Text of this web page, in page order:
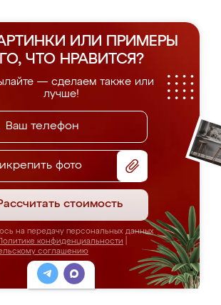
ИЛИ ПРИМЕРЫ
ЧТО НРАВИТСЯ?
— сделаем также или
лучше!
фото
стоимость
на передачу персональных данных
конфиденциальности
соглашению